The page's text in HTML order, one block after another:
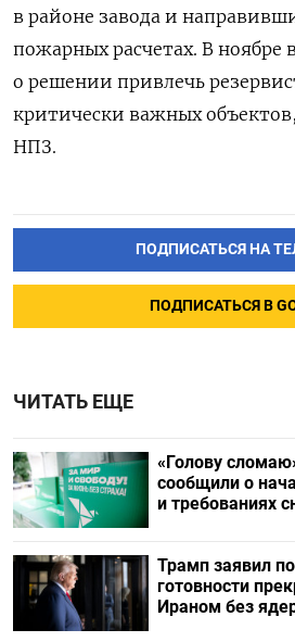
в районе завода и
пожарных расчетах. В ноябре
о решении привлечь
критически важных
НПЗ.
ПОДПИСАТЬСЯ НА
ПОДПИСАТЬСЯ В
ЧИТАТЬ ЕЩЕ
«Голову
сообщили о
и требованиях
Трамп заявил
готовности
Ираном без